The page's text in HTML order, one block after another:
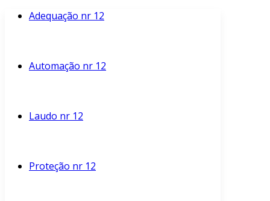
Adequação nr 12
Automação nr 12
Laudo nr 12
Proteção nr 12